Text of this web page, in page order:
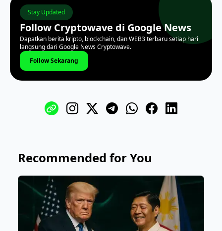
Stay Updated
Follow Cryptowave di Google News
Dapatkan berita kripto, blockchain, dan WEB3 terbaru setiap hari
langsung dari Google News Cryptowave.
Follow Sekarang
Recommended for You